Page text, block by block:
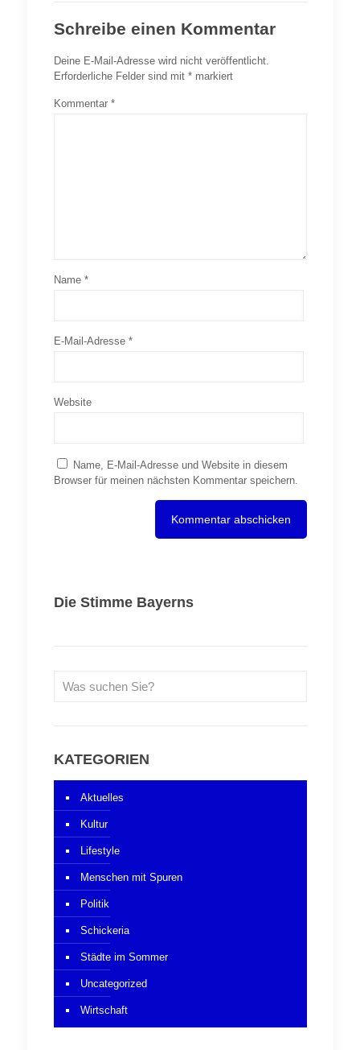
Schreibe einen Kommentar
Deine E-Mail-Adresse wird nicht veröffentlicht.
Erforderliche Felder sind mit *markiert
Kommentar *
Name *
E-Mail-Adresse *
Website
Name, E-Mail-Adresse und Website in diesem
Browser für meinen nächsten Kommentar speichern.
Die Stimme Bayerns
KATEGORIEN
Aktuelles
Kultur
Lifestyle
Menschen mit Spuren
Politik
Schickeria
Städte im Sommer
Uncategorized
Wirtschaft